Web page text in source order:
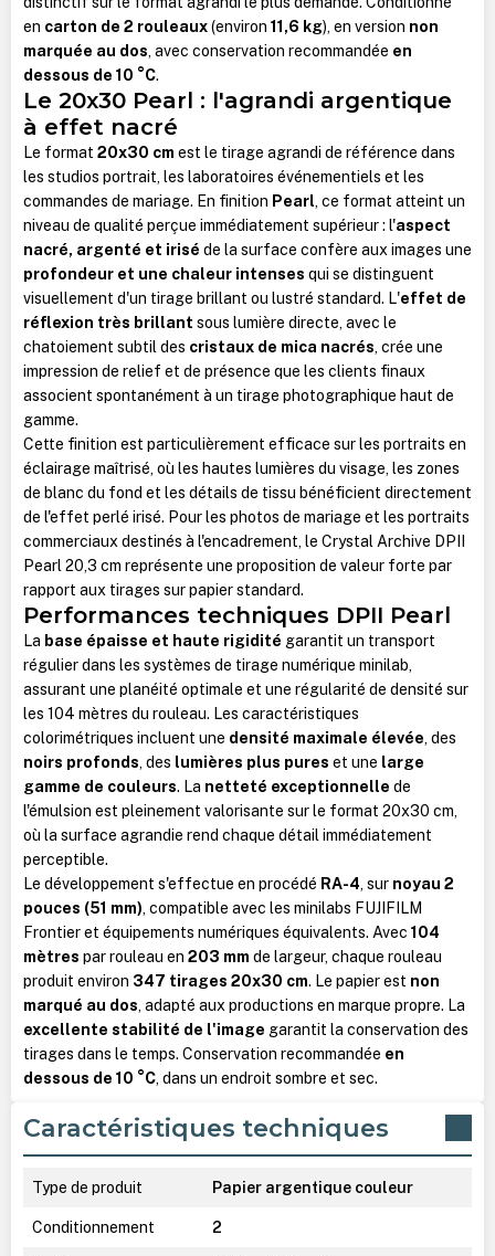
en carton de 2 rouleaux(environ 11,6 kg), en version non
marquée au dos, avec conservation recommandée en
dessous de 10 °C.
Le 20x30 Pearl : l'agrandi argentique
à effet nacré
Le format 20x30 cm est le tirage agrandi de référence dans
les studios portrait, les laboratoires événementiels et les
commandes de mariage. En finition Pearl, ce format atteint un
niveau de qualité perçue immédiatement supérieur : l'aspect
nacré, argenté et irisé de la surface confère aux images une
profondeur et une chaleur intenses qui se distinguent
visuellement d'un tirage brillant ou lustré standard. L'effet de
réflexion très brillant sous lumière directe, avec le
chatoiement subtil des cristaux de mica nacrés, crée une
impression de relief et de présence que les clients finaux
associent spontanément à un tirage photographique haut de
gamme.
Cette finition est particulièrement efficace sur les portraits en
éclairage maîtrisé, où les hautes lumières du visage, les zones
de blanc du fond et les détails de tissu bénéficient directement
de l'effet perlé irisé. Pour les photos de mariage et les portraits
commerciaux destinés à l'encadrement, le Crystal Archive DPII
Pearl 20,3 cm représente une proposition de valeur forte par
rapport aux tirages sur papier standard.
Performances techniques DPII Pearl
La base épaisse et haute rigidité garantit un transport
régulier dans les systèmes de tirage numérique minilab,
assurant une planéité optimale et une régularité de densité sur
les 104 mètres du rouleau. Les caractéristiques
colorimétriques incluent une densité maximale élevée, des
noirs profonds, des lumières plus pures et une large
gamme de couleurs. La netteté exceptionnelle de
l'émulsion est pleinement valorisante sur le format 20x30 cm,
où la surface agrandie rend chaque détail immédiatement
perceptible.
Le développement s'effectue en procédé RA-4, sur noyau 2
pouces (51 mm), compatible avec les minilabs FUJIFILM
Frontier et équipements numériques équivalents. Avec 104
mètres par rouleau en 203 mm de largeur, chaque rouleau
produit environ 347 tirages 20x30 cm. Le papier est non
marqué au dos, adapté aux productions en marque propre. La
excellente stabilité de l'image garantit la conservation des
tirages dans le temps. Conservation recommandée en
dessous de 10 °C, dans un endroit sombre et sec.
Caractéristiques techniques
Type de produit Papier argentique couleur
Conditionnement 2